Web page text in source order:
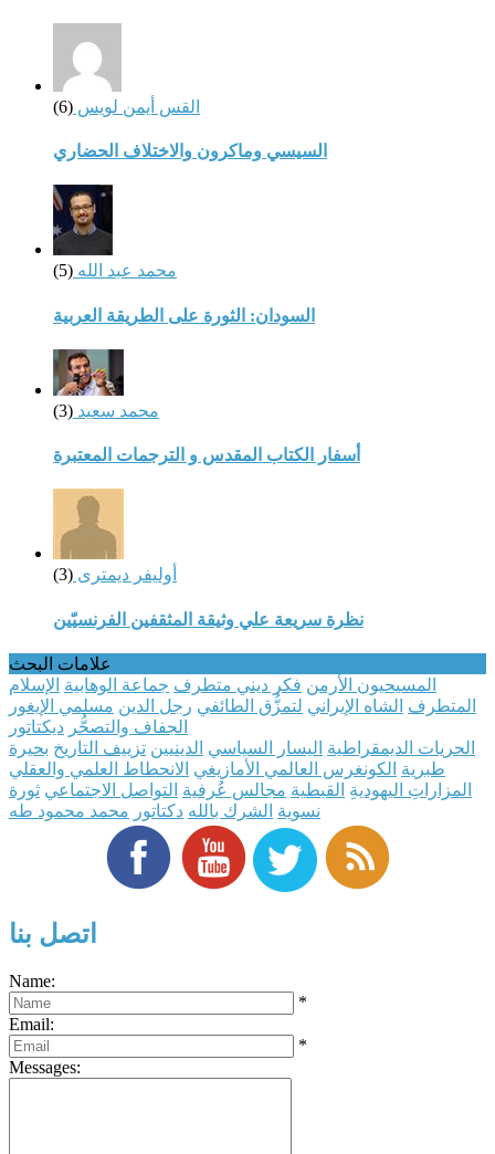
القس أيمن لويس (6)
السيسي وماكرون والاختلاف الحضاري
محمد عبد الله (5)
السودان: الثورة على الطريقة العربية
محمد سعيد (3)
أسفار الكتاب المقدس و الترجمات المعتبرة
أوليفر ديمترى (3)
نظرة سريعة علي وثيقة المثقفين الفرنسيّين
علامات البحث
المسيحيون الأرمن فكر ديني متطرف جماعة الوهابية الإسلام
المتطرف الشاه الإيراني لتمزُّق الطائفي رجل الدين مسلمي الإيغور
الجفاف والتصحُّر ديكتاتور
الحريات الديمقراطية اليسار السياسي الدينيين تزييف التاريخ بحيرة
طبرية الكونغرس العالمي الأمازيغي الانحطاط العلمي والعقلي
المزاراتِ اليهوديةِ القبطية مجالس عُرفية التواصل الاجتماعي ثورة
نسوية الشرك بالله دكتاتور محمد محمود طه
اتصل بنا
Name:
*
Email:
*
Messages: